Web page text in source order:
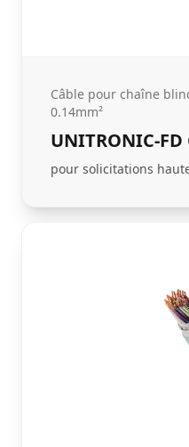
Câble pour chaîne
0.14mm²
UNITRONIC-FD
pour solicitations